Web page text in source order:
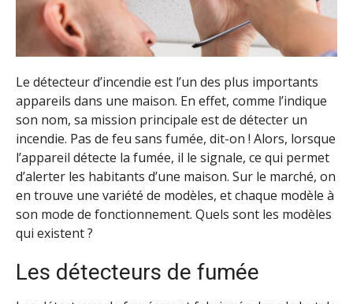
Le détecteur d’incendie est l’un des plus importants
appareils dans une maison. En effet, comme l’indique
son nom, sa mission principale est de détecter un
incendie. Pas de feu sans fumée, dit-on ! Alors, lorsque
l’appareil détecte la fumée, il le signale, ce qui permet
d’alerter les habitants d’une maison. Sur le marché, on
en trouve une variété de modèles, et chaque modèle à
son mode de fonctionnement. Quels sont les modèles
qui existent ?
Les détecteurs de fumée